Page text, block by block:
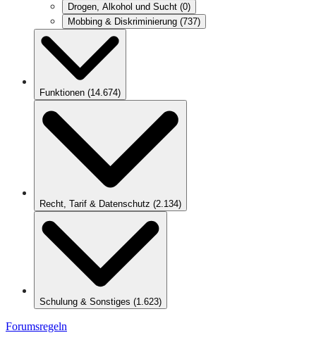
Drogen, Alkohol und Sucht (0)
Mobbing & Diskriminierung (737)
Funktionen (14.674)
Recht, Tarif & Datenschutz (2.134)
Schulung & Sonstiges (1.623)
Forumsregeln